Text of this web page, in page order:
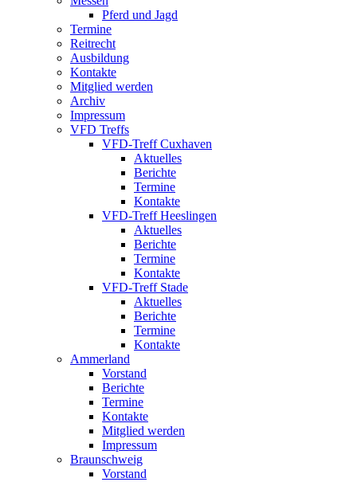
Pferd und Jagd
Termine
Reitrecht
Ausbildung
Kontakte
Mitglied werden
Archiv
Impressum
VFD Treffs
VFD-Treff Cuxhaven
Aktuelles
Berichte
Termine
Kontakte
VFD-Treff Heeslingen
Aktuelles
Berichte
Termine
Kontakte
VFD-Treff Stade
Aktuelles
Berichte
Termine
Kontakte
Ammerland
Vorstand
Berichte
Termine
Kontakte
Mitglied werden
Impressum
Braunschweig
Vorstand